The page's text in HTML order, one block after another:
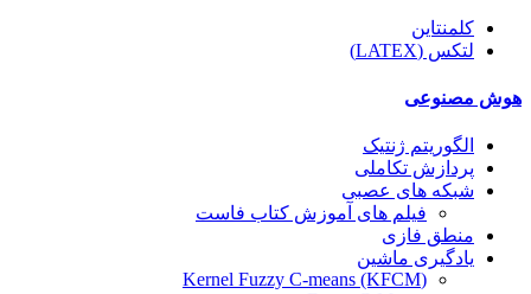
کلمنتاین
لتکس (LATEX)
هوش مصنوعی
الگوریتم ژنتیک
پردازش تکاملی
شبکه های عصبی
فیلم های آموزش کتاب فاست
منطق فازی
یادگیری ماشین
(Kernel Fuzzy C-means (KFCM